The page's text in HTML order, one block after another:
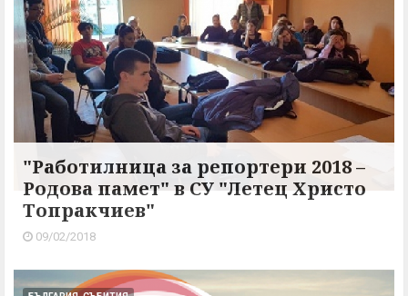
"Работилница за репортери 2018 –
Родова памет" в СУ "Летец Христо
Топракчиев"
09/02/2018